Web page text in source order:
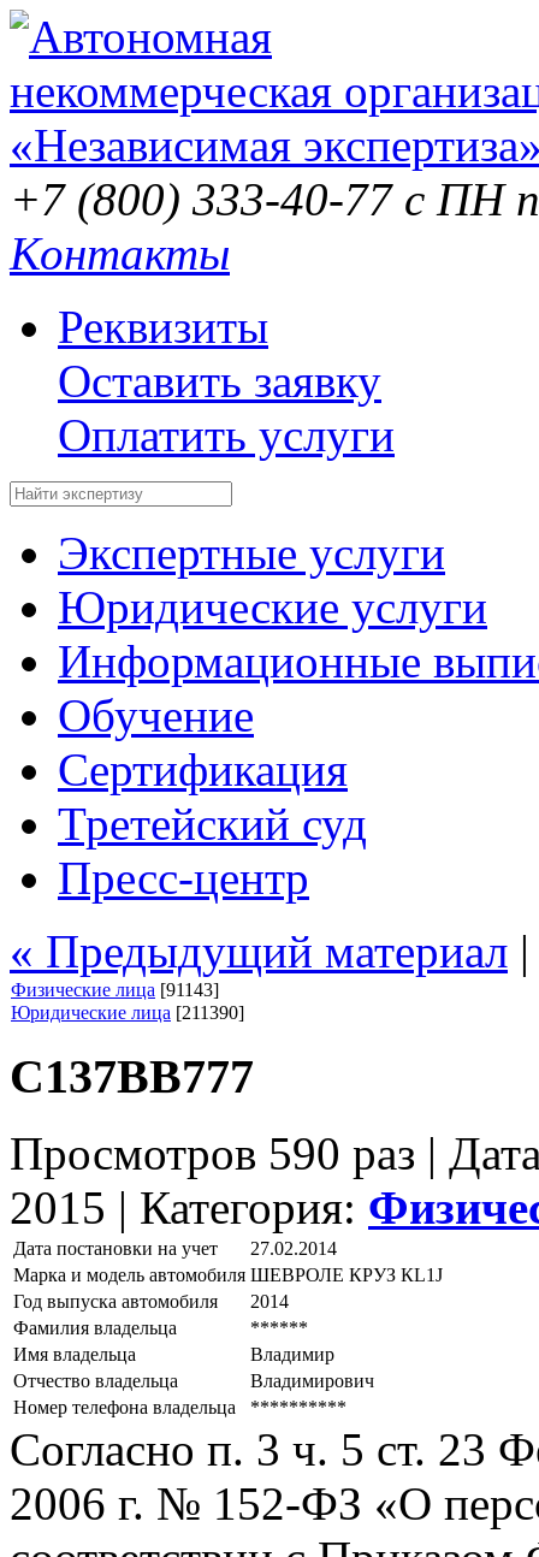
+7 (800) 333-40-77 с ПН
Контакты
Реквизиты
Оставить заявку
Оплатить услуги
Экспертные услуги
Юридические услуги
Информационные
Обучение
Сертификация
Третейский суд
Пресс-центр
« Предыдущий материал
Физические лица [91143]
Юридические лица [211390]
С137ВВ777
Просмотров 590 раз |
2015 | Категория:
Дата постановки на учет
27.02.2014
Марка и модель автомобиля ШЕВРОЛЕ КРУЗ КL1J
Год выпуска автомобиля
2014
Фамилия владельца
******
Имя владельца
Владимир
Отчество владельца
Владимирович
Номер телефона владельца
**********
Согласно п. 3 ч. 5 ст. 23
2006 г. № 152-ФЗ «О